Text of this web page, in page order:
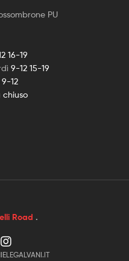
PU
16-19
9-12 15-19
9-12
chiuso
Road .